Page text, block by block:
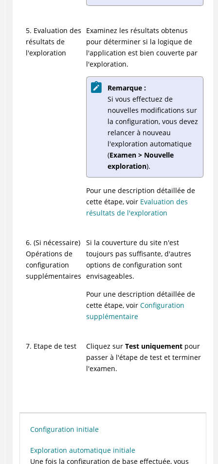
5. Evaluation des
résultats de
l'exploration
Examinez les résultats obtenus
pour déterminer si la logique de
l'application est bien couverte par
l'exploration.
Remarque :
Si vous effectuez de
nouvelles modifications sur
la configuration, vous devez
relancer à nouveau
l'exploration automatique
(Examen > Nouvelle
exploration).
Pour une description détaillée de
cette étape, voir Evaluation des
résultats de l'exploration
6. (Si nécessaire)
Opérations de
configuration
supplémentaires
Si la couverture du site n'est
toujours pas suffisante, d'autres
options de configuration sont
envisageables.
Pour une description détaillée de
cette étape, voir Configuration
supplémentaire
7. Etape de test Cliquez sur Test uniquementpour
passer à l'étape de test et terminer
l'examen.
Configuration initiale
Exploration automatique initiale
Une fois la configuration de base effectuée, vous